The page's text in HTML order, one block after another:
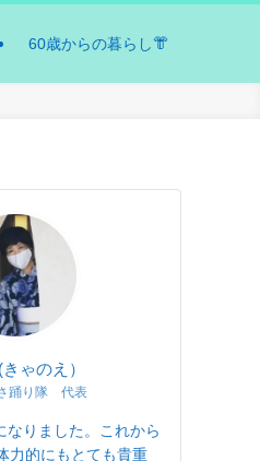
60歳からの暮らし👘
ゃのえ）
踊り隊 代表
なりました。これから
力的にもとても貴重